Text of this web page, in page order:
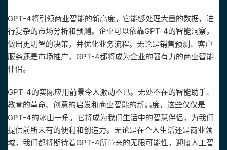
GPT-4将引领商业智能的新高度。它能够处理大量的数据，进
行复杂的市场分析和预测。企业可以依靠GPT-4的智能洞察，
做出更明智的决策，并优化业务流程。无论是销售预测、客户
服务还是市场推广，GPT-4都将成为企业的强有力的商业智能
伴侣。
GPT-4的实际应用前景令人激动不已。无处不在的智能助手、
教育的革命、创意的启发和商业智能的新高度，这些仅仅是
GPT-4的冰山一角。它将成为我们生活中的智慧伴侣，为我们
提供前所未有的便利和创造力。无论是在个人生活还是商业领
域，我们都将期待着GPT-4所带来的无限可能性，迎接人工智